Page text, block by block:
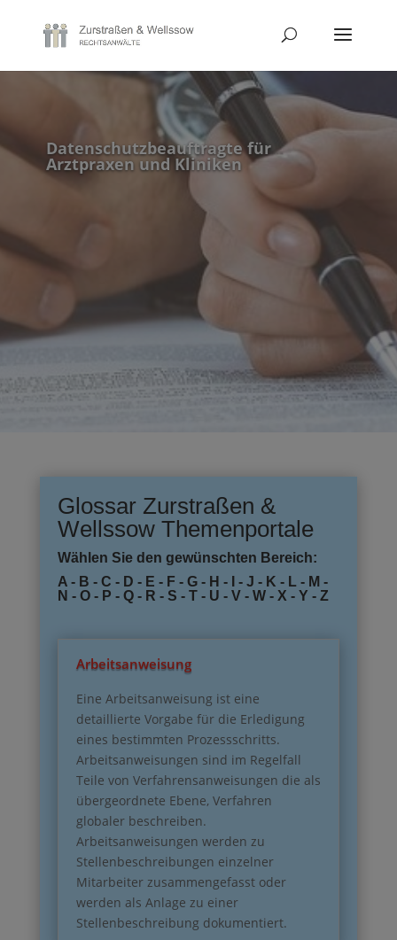
Datenschutzbeauftragte für
Arztpraxen und Kliniken
Glossar Zurstraßen &
Wellssow Themenportale
Wählen Sie den gewünschten Bereich:
A- B - C - D - E - F - G- H - - J - K - L - M -
N -O- P - Q- R - S - T- U - V- W- X - Y -Z
Arbeitsanweisung
Eine Arbeitsanweisung ist eine
detaillierte Vorgabe für die Erledigung
eines bestimmten Prozessschritts.
Arbeitsanweisungen sind im Regelfall
Teile von Verfahrensanweisungen die als
übergeordnete Ebene, Verfahren
globaler beschreiben.
Arbeitsanweisungen werden zu
Stellenbeschreibungen einzelner
Mitarbeiter zusammengefasst oder
werden als Anlage zu einer
Stellenbeschreibung dokumentiert.